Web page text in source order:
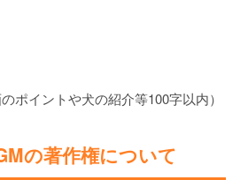
ポイントや犬の紹介等100字以内）
の著作権について